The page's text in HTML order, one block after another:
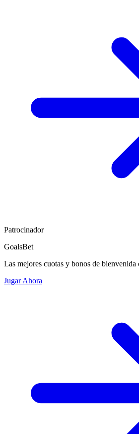
Patrocinador
GoalsBet
Las mejores cuotas y bonos de bienvenida
Jugar Ahora